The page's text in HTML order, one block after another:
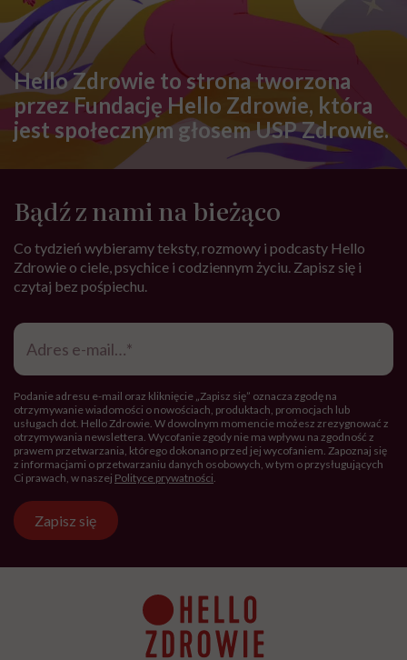
Hello Zdrowie to strona tworzona
przez Fundację Hello Zdrowie, która
jest społecznym głosem USP Zdrowie.
Bądź z nami na bieżąco
Co tydzień wybieramy teksty, rozmowy i podcasty Hello
Zdrowie o ciele, psychice i codziennym życiu. Zapisz się i
czytaj bez pośpiechu.
Adres
mail*
Podanie adresu e-mail oraz kliknięcie „Zapisz się” oznacza zgodę na
otrzymywanie wiadomości o nowościach, produktach, promocjach lub
usługach dot. Hello Zdrowie. W dowolnym momencie możesz zrezygnować z
otrzymywania newslettera. Wycofanie zgody nie ma wpływu na zgodność z
prawem przetwarzania, którego dokonano przed jej wycofaniem. Zapoznaj się
z informacjami o przetwarzaniu danych osobowych, w tym o przysługujących
Ci prawach, w naszej Polityce prywatności.
Zapisz się